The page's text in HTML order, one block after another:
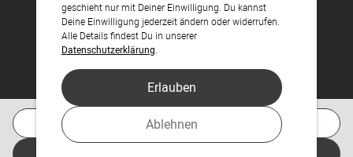
geschieht nur mit Deiner Einwilligung. Du kannst
Deine Einwilligung jederzeit ändern oder widerrufen.
Alle Details findest Du in unserer
Datenschutzerklärung
Ablehnen
Erlauben
Kostenlose Musterkarte
Feier den Moment.